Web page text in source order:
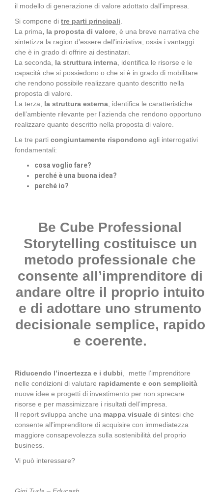
il modello di generazione di valore adottato dall’impresa.
Si compone di tre parti principali
La prima, la proposta di valore , è una breve narrativa che
sintetizza la ragion d’essere dell’iniziativa, ossia i vantaggi
che è in grado di offrire ai destinatari.
La seconda, la struttura interna , identifica le risorse e le
capacità che si possiedono o che si è in grado di mobilitare
che rendono possibile realizzare quanto descritto nella
proposta di valore.
La terza, la struttura esterna , identifica le caratteristiche
dell’ambiente rilevante per l’azienda che rendono opportuno
realizzare quanto descritto nella proposta di valore.
Le tre parti congiuntamente rispondono agli interrogativi
fondamentali:
cosa voglio fare?
perché è una buona idea?
perché io?
Be Cube Professional
Storytelling costituisce un
metodo professionale che
consente all’imprenditore di
andare oltre il proprio intuito
e di adottare uno strumento
decisionale semplice, rapido
e coerente.
Riducendo l’incertezza e i dubbi , mette l’imprenditore
nelle condizioni di valutare rapidamente e con semplicità
nuove idee e progetti di investimento per non sprecare
risorse e per massimizzare i risultati dell’impresa.
Il report sviluppa anche una mappa visuale di sintesi che
consente all’imprenditore di acquisire con immediatezza
maggiore consapevolezza sulla sostenibilità del proprio
business.
Vi può interessare?